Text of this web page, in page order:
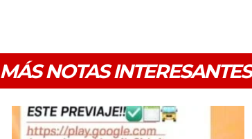
MÁS NOTAS INTERESANTES